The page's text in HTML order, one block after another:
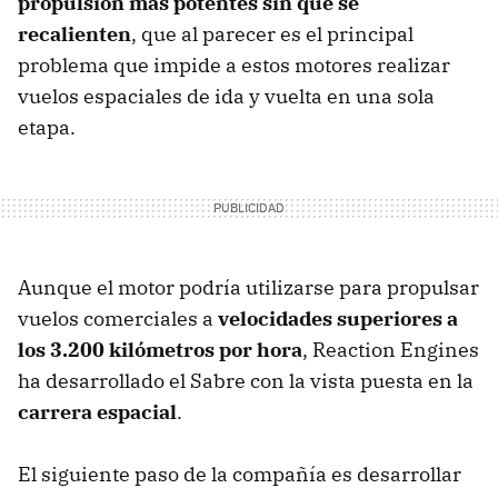
recalienten, que al parecer es el principal
problema que impide a estos motores realizar
vuelos espaciales de ida y vuelta en una sola
etapa.
Aunque el motor podría utilizarse para propulsar
vuelos comerciales a velocidades superiores a
los 3.200 kilómetros por hora, Reaction Engines
ha desarrollado el Sabre con la vista puesta en la
carrera espacial.
El siguiente paso de la compañía es desarrollar